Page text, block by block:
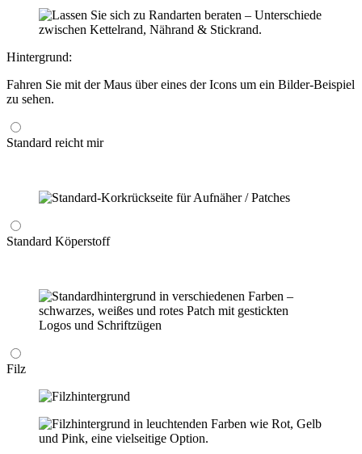
Hintergrund:
Fahren Sie mit der Maus über eines der Icons um ein Bilder-Beispiel
zu sehen.
Standard reicht mir
Standard Köperstoff
Filz